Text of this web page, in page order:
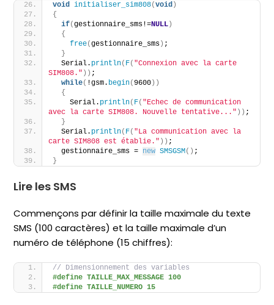
void initialiser_sim808(void )
{
if(gestionnaire_sms!=NULL )
{
free(gestionnaire_sms ) ;
}
  Serial.
println( F( "Connexion avec la carte
SIM808." )) ;
while( !gsm. begin(9600 ))
{
    Serial.
println( F( "Echec de communication
avec la carte SIM808. Nouvelle tentative..." )) ;
}
  Serial.
println( F( "La communication avec la
carte SIM808 est établie." )) ;
  gestionnaire_sms =
new SMSGSM() ;
}
Lire les SMS
Commençons par définir la taille maximale du texte
SMS (100 caractères) et la taille maximale d’un
numéro de téléphone (15 chiffres):
// Dimensionnement des variables
#define TAILLE_MAX_MESSAGE 100
#define TAILLE_NUMERO 15